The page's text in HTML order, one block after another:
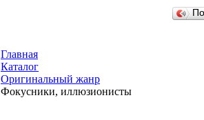
Главная
Каталог
Оригинальный жанр
Фокусники, иллюзионисты